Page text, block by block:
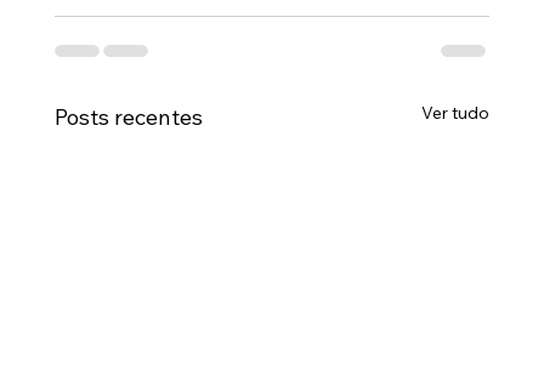
Posts recentes Ver tudo